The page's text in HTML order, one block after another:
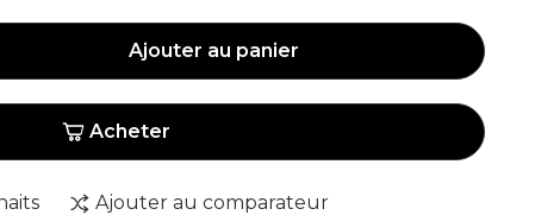
Ajouter au panier
Acheter
Ajouter au comparateur